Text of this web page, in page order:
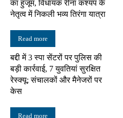
का हुजूम, विधायक रीना कश्यप के
नेतृत्व में निकली भव्य तिरंगा यात्रा
Read more
बद्दी में 3 स्पा सेंटरों पर पुलिस की
बड़ी कार्रवाई, 7 युवतियां सुरक्षित
रेस्क्यू; संचालकों और मैनेजरों पर
केस
Read more